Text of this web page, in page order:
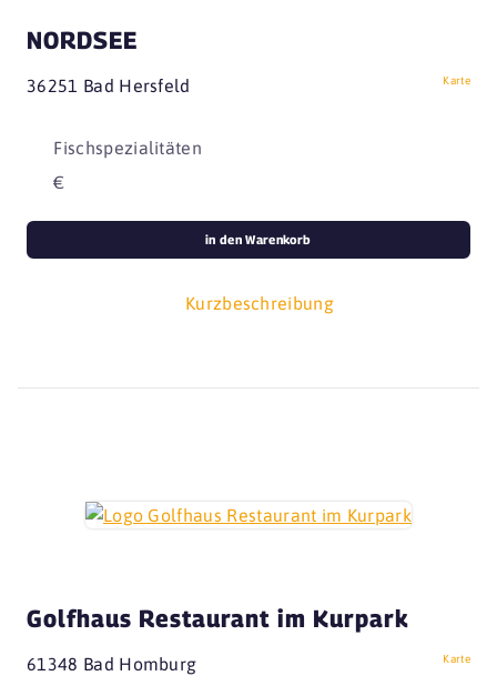
NORDSEE
36251 Bad Hersfeld Karte
Fischspezialitäten
€
Kurzbeschreibung
in den Warenkorb
Golfhaus Restaurant im Kurpark
61348 Bad Homburg Karte